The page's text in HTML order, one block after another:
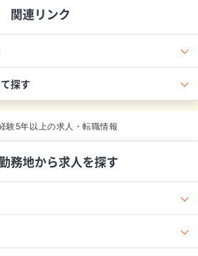
関連リンク
探す
験5年以上の求人・転職情報
務地から求人を探す